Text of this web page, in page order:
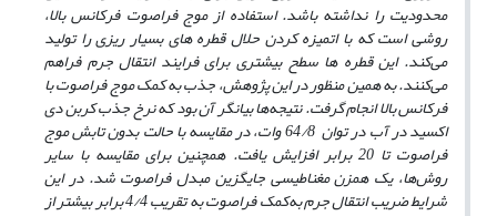
محدودیت‌ را نداشته باشد. استفاده از موج فراصوت فرکانس بالا،
روشی است که با اتمیزه کردن حلال قطره­ های بسیار ریزی را تولید
می‌کند. این قطره­ ها سطح بیش­تری برای فرایند انتقال جرم فراهم
می‌کنند. به همین منظور در این پژوهش، جذب به کمک موج فراصوت با
فرکانس بالا انجام گرفت. نتیجه‌ها بیانگر آن بود که نرخ جذب کربن دی
اکسید در آب در توان 64/8 وات، در مقایسه با حالت بدون تابش موج
فراصوت تا 20 برابر افزایش یافت. همچنین برای مقایسه‌ با سایر
روش‌ها، یک همزن مغناطیسی جایگزین مبدل فراصوت شد. در این
شرایط ضریب انتقال جرم به‌کمک فراصوت به تقریب 4/4 برابر بیش­تر از